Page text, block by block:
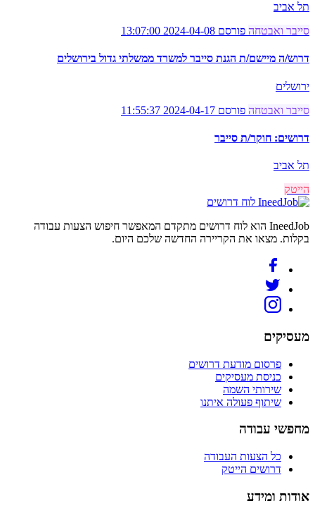
תל אביב
סייבר ואבטחה פורסם 2024-04-08 13:07:00
דרוש/ה מיישם/ת הגנת סייבר למשרד ממשלתי גדול בירושלים
ירושלים
סייבר ואבטחה פורסם 2024-04-17 11:55:37
דרושים: חוקר/ת סייבר
תל אביב
הייטק
לוח דרושים
IneedJob הוא לוח דרושים מתקדם המאפשר חיפוש הצעות עבודה
בקלות. מצאו את הקריירה החדשה שלכם היום.
מעסיקים
פרסום מודעת דרושים
כניסת מעסיקים
שירותי השמה
שיתוף פעולה איתנו
מחפשי עבודה
כל הצעות העבודה
דרושים הייטק
אודות ומידע